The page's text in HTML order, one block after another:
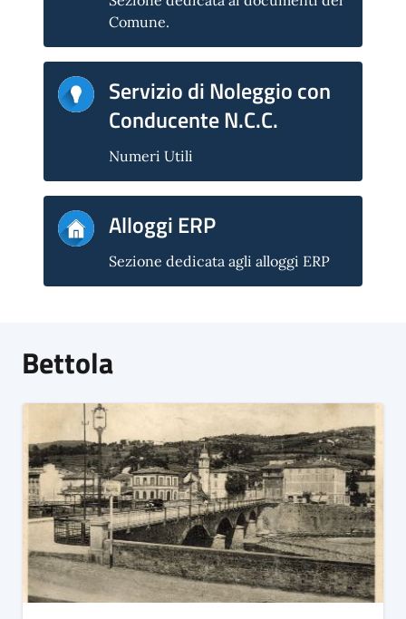
Comune.
Servizio di Noleggio con
Conducente N.C.C.
Numeri Utili
Alloggi ERP
Sezione dedicata agli alloggi ERP
Bettola